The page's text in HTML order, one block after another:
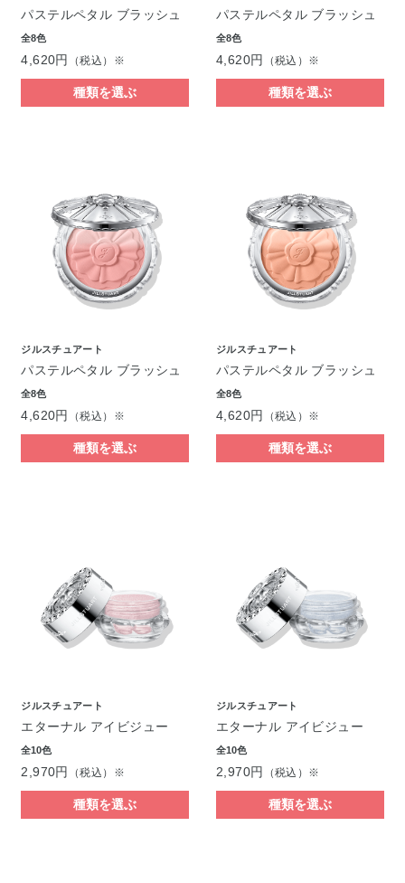
パステルペタル ブラッシュ
全8色
4,620円 （税込）※
種類を選ぶ
パステルペタル ブラッシュ
全8色
4,620円 （税込）※
種類を選ぶ
ジルスチュアート
パステルペタル ブラッシュ
全8色
4,620円 （税込）※
種類を選ぶ
ジルスチュアート
パステルペタル ブラッシュ
全8色
4,620円 （税込）※
種類を選ぶ
ジルスチュアート
エターナル アイビジュー
全10色
2,970円 （税込）※
種類を選ぶ
ジルスチュアート
エターナル アイビジュー
全10色
2,970円 （税込）※
種類を選ぶ